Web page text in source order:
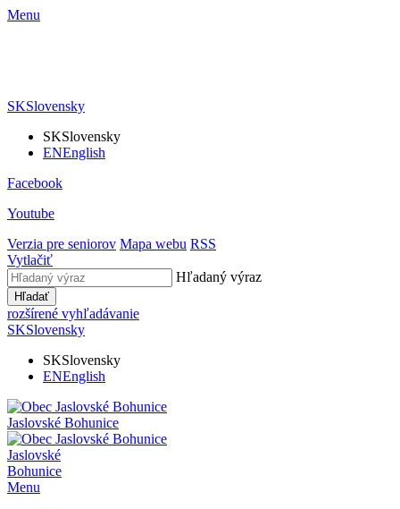
Menu
SKSlovensky
SKSlovensky
ENEnglish
Facebook
Youtube
Verzia pre seniorov Mapa webu RSS
Vytlačiť
Hľadaný výraz
Hľadať
rozšírené vyhľadávanie
SKSlovensky
SKSlovensky
ENEnglish
Jaslovské Bohunice
Jaslovské
Bohunice
Menu